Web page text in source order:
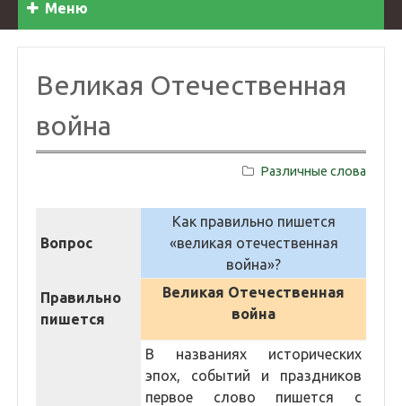
Меню
Великая Отечественная
война
Различные слова
Вопрос
Как правильно пишется
«великая отечественная
война»?
Правильно
пишется
Великая Отечественная
война
В названиях исторических
эпох, событий и праздников
первое слово пишется с